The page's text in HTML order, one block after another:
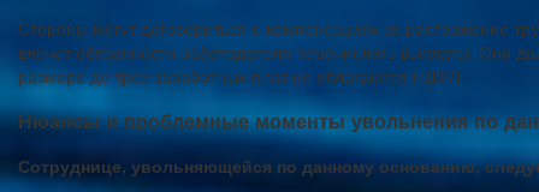
Стороны могут договориться о компенсациях за расторжение
влечет обязанности работодателя перечислить выплаты. Они
размере до трех заработных плат не облагаются НДФЛ.
Нюансы и проблемные моменты увольнения по
Сотруднице, увольняющейся по данному основанию,